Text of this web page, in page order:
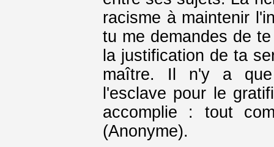
racisme à maintenir
tu me demandes de
la justification de ta
maître. Il n'y a que
l'esclave pour le
accomplie : tout
(Anonyme).